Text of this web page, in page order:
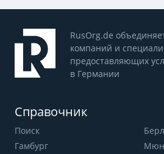
RusOrg.de
компаний и
предоставляющих
в Германии
Справочник
Поиск
Гамбург